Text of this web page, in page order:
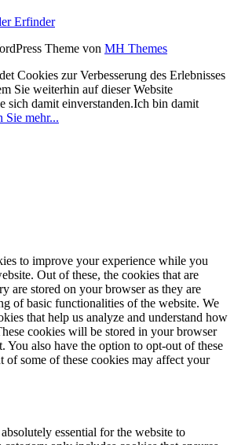
Theme von MH Themes
Cookies zur Verbesserung des Erlebnisses
Sie weiterhin auf dieser Website
sich damit einverstanden.Ich bin damit
Sie mehr...
to improve your experience while you
Out of these, the cookies that are
are stored on your browser as they are
of basic functionalities of the website. We
that help us analyze and understand how
cookies will be stored in your browser
You also have the option to opt-out of these
of some of these cookies may affect your
essential for the website to